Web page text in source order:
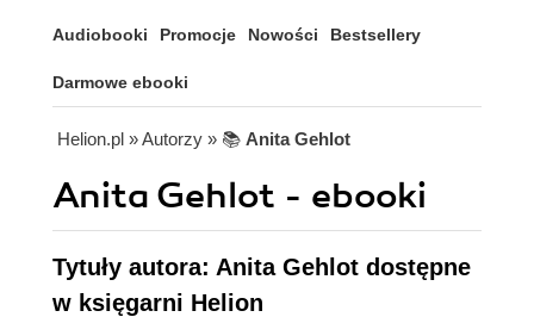
Audiobooki Promocje Nowości Bestsellery
Darmowe ebooki
Helion.pl » Autorzy » 📚 Anita Gehlot
Anita Gehlot - ebooki
Tytuły autora: Anita Gehlot dostępne
w księgarni Helion